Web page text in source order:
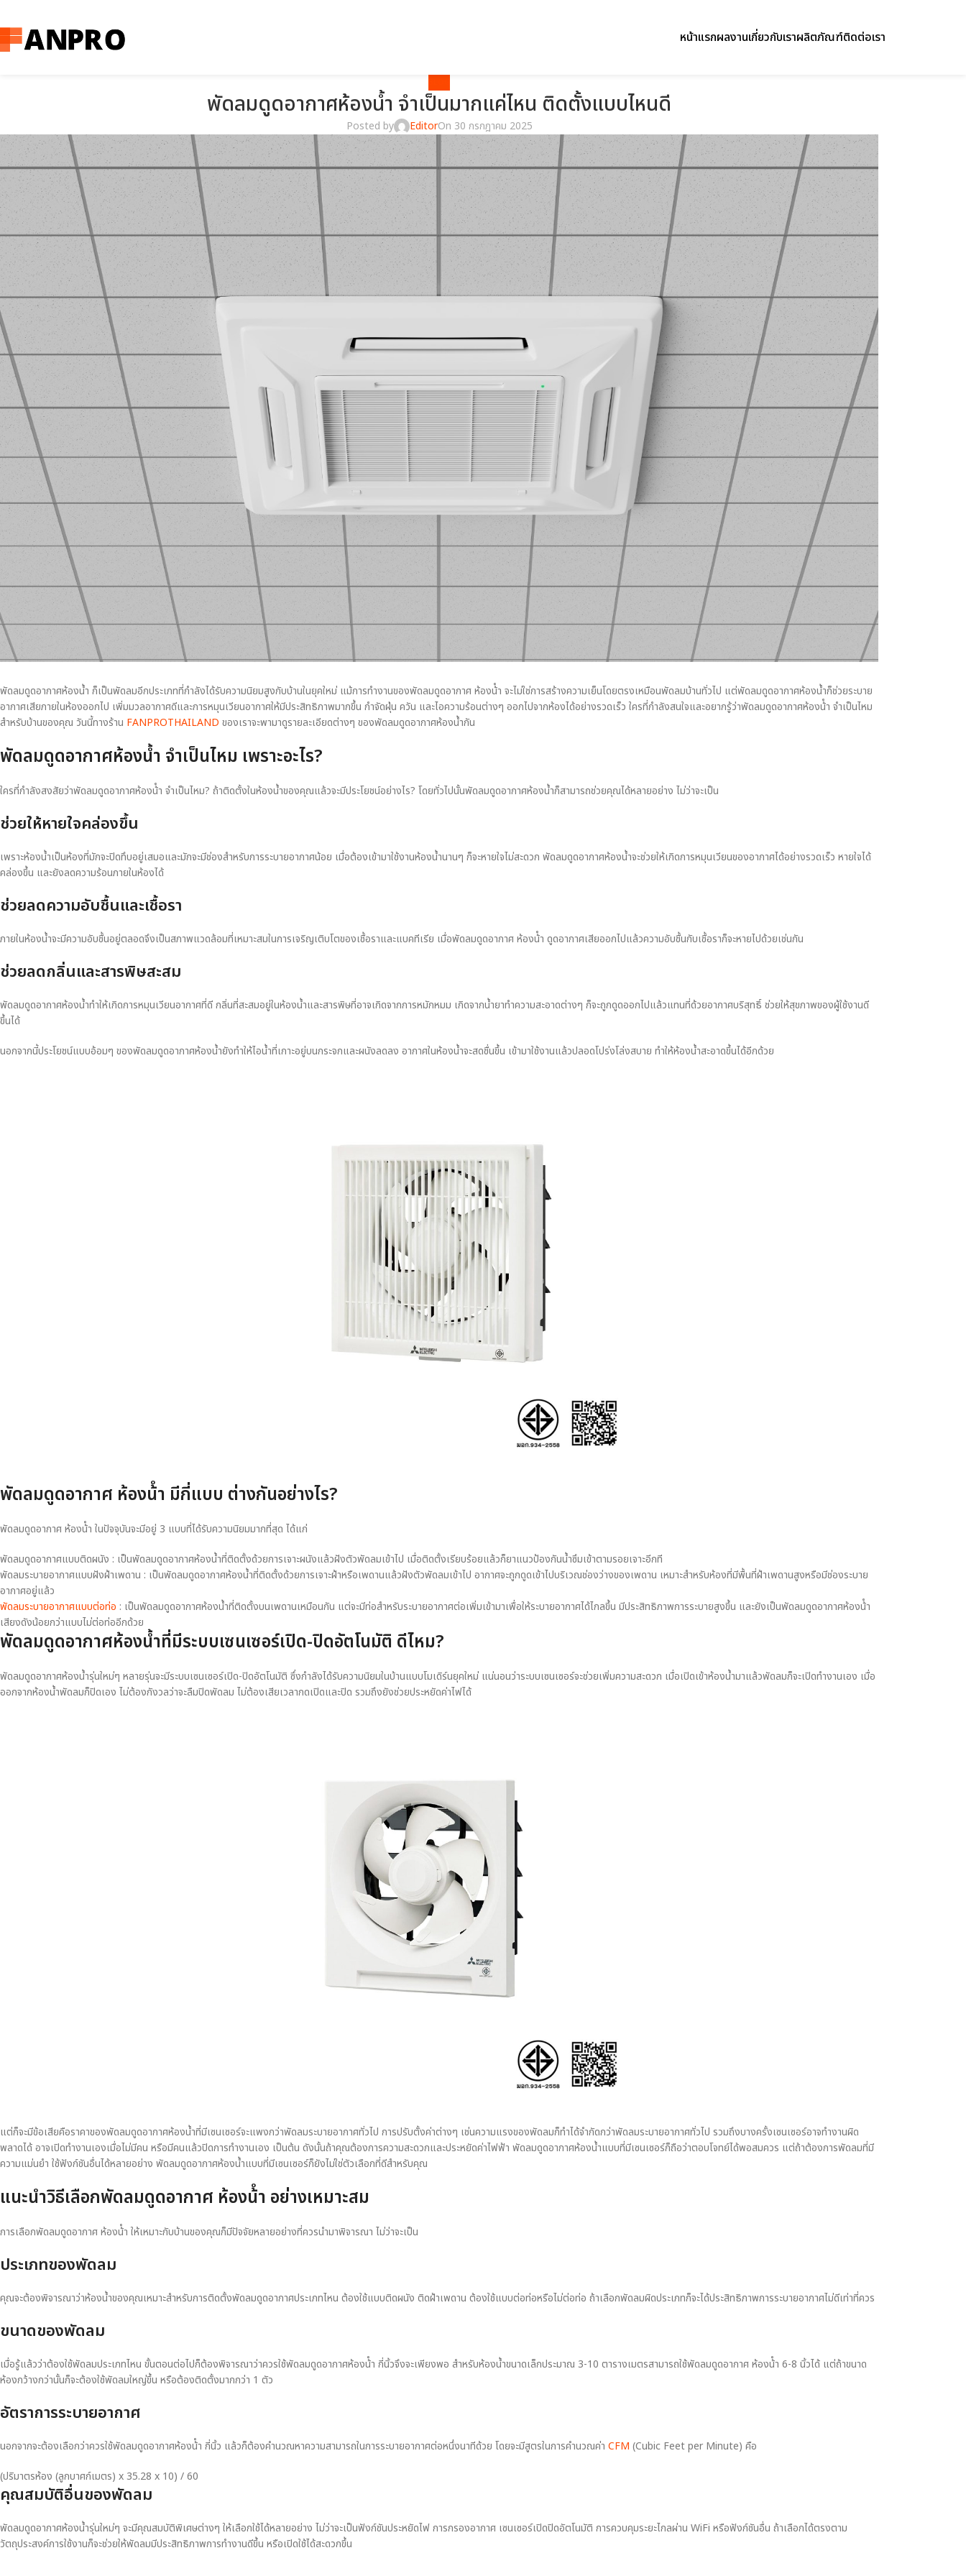
หน้าแรกผลงานเกี่ยวกับเราผลิตภัณฑ์ติดต่อเรา
พัดลมดูดอากาศห้องน้ำ จำเป็นมากแค่ไหน ติดตั้งแบบไหนดี
Posted by EditorOn 30 กรกฎาคม 2025
พัดลมดูดอากาศห้องน้ำ ก็เป็นพัดลมอีกประเภทที่กำลังได้รับความนิยมสูงกับบ้านในยุคใหม่ แม้การทำงานของพัดลมดูดอากาศ ห้องน้ํา จะไม่ใช่การสร้างความเย็นโดยตรงเหมือนพัดลมบ้านทั่วไป แต่พัดลมดูดอากาศห้องน้ำก็ช่วยระบาย
อากาศเสียภายในห้องออกไป เพิ่มมวลอากาศดีและการหมุนเวียนอากาศให้มีประสิทธิภาพมากขึ้น กำจัดฝุ่น ควัน และไอความร้อนต่างๆ ออกไปจากห้องได้อย่างรวดเร็ว ใครที่กำลังสนใจและอยากรู้ว่าพัดลมดูดอากาศห้องน้ํา จําเป็นไหม
สำหรับบ้านของคุณ วันนี้ทางร้าน FANPROTHAILAND ของเราจะพามาดูรายละเอียดต่างๆ ของพัดลมดูดอากาศห้องน้ำกัน
พัดลมดูดอากาศห้องน้ำ จำเป็นไหม เพราะอะไร?
ใครที่กำลังสงสัยว่าพัดลมดูดอากาศห้องน้ํา จําเป็นไหม? ถ้าติดตั้งในห้องน้ำของคุณแล้วจะมีประโยชน์อย่างไร? โดยทั่วไปนั้นพัดลมดูดอากาศห้องน้ำก็สามารถช่วยคุณได้หลายอย่าง ไม่ว่าจะเป็น
ช่วยให้หายใจคล่องขึ้น
เพราะห้องน้ำเป็นห้องที่มักจะปิดทึบอยู่เสมอและมักจะมีช่องสำหรับการระบายอากาศน้อย เมื่อต้องเข้ามาใช้งานห้องน้ำนานๆ ก็จะหายใจไม่สะดวก พัดลมดูดอากาศห้องน้ำจะช่วยให้เกิดการหมุนเวียนของอากาศได้อย่างรวดเร็ว หายใจได้
คล่องขึ้น และยังลดความร้อนภายในห้องได้
ช่วยลดความอับชื้นและเชื้อรา
ภายในห้องน้ำจะมีความอับชื้นอยู่ตลอดจึงเป็นสภาพแวดล้อมที่เหมาะสมในการเจริญเติบโตของเชื้อราและแบคทีเรีย เมื่อพัดลมดูดอากาศ ห้องน้ํา ดูดอากาศเสียออกไปแล้วความอับชื้นกับเชื้อราก็จะหายไปด้วยเช่นกัน
ช่วยลดกลิ่นและสารพิษสะสม
พัดลมดูดอากาศห้องน้ำทำให้เกิดการหมุนเวียนอากาศที่ดี กลิ่นที่สะสมอยู่ในห้องน้ำและสารพิษที่อาจเกิดจากการหมักหมม เกิดจากน้ำยาทำความสะอาดต่างๆ ก็จะถูกดูดออกไปแล้วแทนที่ด้วยอากาศบริสุทธิ์ ช่วยให้สุขภาพของผู้ใช้งานดี
ขึ้นได้
นอกจากนี้ประโยชน์แบบอ้อมๆ ของพัดลมดูดอากาศห้องน้ำยังทำให้ไอน้ำที่เกาะอยู่บนกระจกและผนังลดลง อากาศในห้องน้ำจะสดชื่นขึ้น เข้ามาใช้งานแล้วปลอดโปร่งโล่งสบาย ทำให้ห้องน้ำสะอาดขึ้นได้อีกด้วย
พัดลมดูดอากาศ ห้องน้ํา มีกี่แบบ ต่างกันอย่างไร?
พัดลมดูดอากาศ ห้องน้ํา ในปัจจุบันจะมีอยู่ 3 แบบที่ได้รับความนิยมมากที่สุด ได้แก่
พัดลมดูดอากาศแบบติดผนัง : เป็นพัดลมดูดอากาศห้องน้ำที่ติดตั้งด้วยการเจาะผนังแล้วฝังตัวพัดลมเข้าไป เมื่อติดตั้งเรียบร้อยแล้วก็ยาแนวป้องกันน้ำซึมเข้าตามรอยเจาะอีกที
พัดลมระบายอากาศแบบฝังฝ้าเพดาน : เป็นพัดลมดูดอากาศห้องน้ำที่ติดตั้งด้วยการเจาะฝ้าหรือเพดานแล้วฝังตัวพัดลมเข้าไป อากาศจะถูกดูดเข้าไปบริเวณช่องว่างของเพดาน เหมาะสำหรับห้องที่มีพื้นที่ฝ้าเพดานสูงหรือมีช่องระบาย
อากาศอยู่แล้ว
พัดลมระบายอากาศแบบต่อท่อ : เป็นพัดลมดูดอากาศห้องน้ำที่ติดตั้งบนเพดานเหมือนกัน แต่จะมีท่อสำหรับระบายอากาศต่อเพิ่มเข้ามาเพื่อให้ระบายอากาศได้ไกลขึ้น มีประสิทธิภาพการระบายสูงขึ้น และยังเป็นพัดลมดูดอากาศห้องน้ํา
เสียงดังน้อยกว่าแบบไม่ต่อท่ออีกด้วย
พัดลมดูดอากาศห้องน้ำที่มีระบบเซนเซอร์เปิด-ปิดอัตโนมัติ ดีไหม?
พัดลมดูดอากาศห้องน้ำรุ่นใหม่ๆ หลายรุ่นจะมีระบบเซนเซอร์เปิด-ปิดอัตโนมัติ ซึ่งกำลังได้รับความนิยมในบ้านแบบโมเดิร์นยุคใหม่ แน่นอนว่าระบบเซนเซอร์จะช่วยเพิ่มความสะดวก เมื่อเปิดเข้าห้องน้ำมาแล้วพัดลมก็จะเปิดทำงานเอง เมื่อ
ออกจากห้องน้ำพัดลมก็ปิดเอง ไม่ต้องกังวลว่าจะลืมปิดพัดลม ไม่ต้องเสียเวลากดเปิดและปิด รวมถึงยังช่วยประหยัดค่าไฟได้
แต่ก็จะมีข้อเสียคือราคาของพัดลมดูดอากาศห้องน้ำที่มีเซนเซอร์จะแพงกว่าพัดลมระบายอากาศทั่วไป การปรับตั้งค่าต่างๆ เช่นความแรงของพัดลมก็ทำได้จำกัดกว่าพัดลมระบายอากาศทั่วไป รวมถึงบางครั้งเซนเซอร์อาจทำงานผิด
พลาดได้ อาจเปิดทำงานเองเมื่อไม่มีคน หรือมีคนแล้วปิดการทำงานเอง เป็นต้น ดังนั้นถ้าคุณต้องการความสะดวกและประหยัดค่าไฟฟ้า พัดลมดูดอากาศห้องน้ำแบบที่มีเซนเซอร์ก็ถือว่าตอบโจทย์ได้พอสมควร แต่ถ้าต้องการพัดลมที่มี
ความแม่นยำ ใช้ฟังก์ชันอื่นได้หลายอย่าง พัดลมดูดอากาศห้องน้ำแบบที่มีเซนเซอร์ก็ยังไม่ใช่ตัวเลือกที่ดีสำหรับคุณ
แนะนำวิธีเลือกพัดลมดูดอากาศ ห้องน้ํา อย่างเหมาะสม
การเลือกพัดลมดูดอากาศ ห้องน้ํา ให้เหมาะกับบ้านของคุณก็มีปัจจัยหลายอย่างที่ควรนำมาพิจารณา ไม่ว่าจะเป็น
ประเภทของพัดลม
คุณจะต้องพิจารณาว่าห้องน้ำของคุณเหมาะสำหรับการติดตั้งพัดลมดูดอากาศประเภทไหน ต้องใช้แบบติดผนัง ติดฝ้าเพดาน ต้องใช้แบบต่อท่อหรือไม่ต่อท่อ ถ้าเลือกพัดลมผิดประเภทก็จะได้ประสิทธิภาพการระบายอากาศไม่ดีเท่าที่ควร
ขนาดของพัดลม
เมื่อรู้แล้วว่าต้องใช้พัดลมประเภทไหน ขั้นตอนต่อไปก็ต้องพิจารณาว่าควรใช้พัดลมดูดอากาศห้องน้ํา กี่นิ้วจึงจะเพียงพอ สำหรับห้องน้ำขนาดเล็กประมาณ 3-10 ตารางเมตรสามารถใช้พัดลมดูดอากาศ ห้องน้ํา 6-8 นิ้วได้ แต่ถ้าขนาด
ห้องกว้างกว่านั้นก็จะต้องใช้พัดลมใหญ่ขึ้น หรือต้องติดตั้งมากกว่า 1 ตัว
อัตราการระบายอากาศ
นอกจากจะต้องเลือกว่าควรใช้พัดลมดูดอากาศห้องน้ํา กี่นิ้ว แล้วก็ต้องคำนวณหาความสามารถในการระบายอากาศต่อหนึ่งนาทีด้วย โดยจะมีสูตรในการคำนวณค่า CFM (Cubic Feet per Minute) คือ
(ปริมาตรห้อง (ลูกบาศก์เมตร) x 35.28 x 10) / 60
คุณสมบัติอื่นของพัดลม
พัดลมดูดอากาศห้องน้ำรุ่นใหม่ๆ จะมีคุณสมบัติพิเศษต่างๆ ให้เลือกใช้ได้หลายอย่าง ไม่ว่าจะเป็นฟังก์ชันประหยัดไฟ การกรองอากาศ เซนเซอร์เปิดปิดอัตโนมัติ การควบคุมระยะไกลผ่าน WiFi หรือฟังก์ชันอื่น ถ้าเลือกได้ตรงตาม
วัตถุประสงค์การใช้งานก็จะช่วยให้พัดลมมีประสิทธิภาพการทำงานดีขึ้น หรือเปิดใช้ได้สะดวกขึ้น